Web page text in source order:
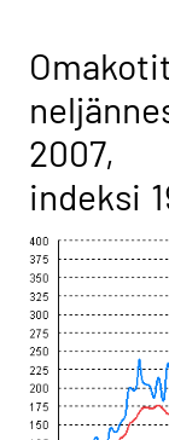
2007,
indeksi